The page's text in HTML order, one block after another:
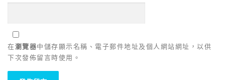
在瀏覽器中儲存顯示名稱、電子郵件地址及個人網站網址，以供
下次發佈留言時使用。